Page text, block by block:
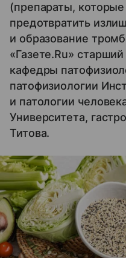
(препараты,
предотвратить
и образование
«Газете.Ru»
кафедры
патофизиологии
и патологии
Университета,
Титова.